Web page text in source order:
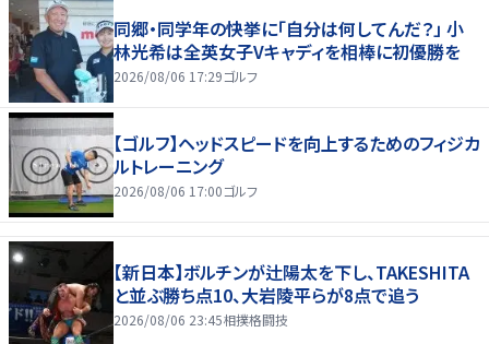
同郷・同学年の快挙に「自分は何してんだ？」 小
林光希は全英女子Vキャディを相棒に初優勝を
2026/08/06 17:29ゴルフ
【ゴルフ】ヘッドスピードを向上するためのフィジカ
ルトレーニング
2026/08/06 17:00ゴルフ
【新日本】ボルチンが辻陽太を下し、TAKESHITA
と並ぶ勝ち点10、大岩陵平らが8点で追う
2026/08/06 23:45相撲格闘技